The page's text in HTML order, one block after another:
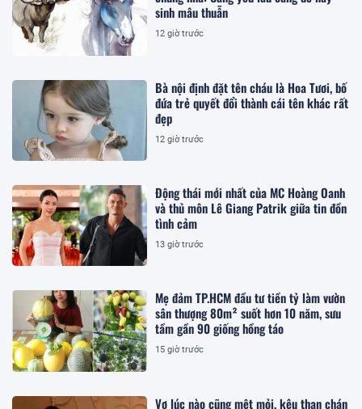
sinh mâu thuẫn
12 giờ trước
Bà nội định đặt tên cháu là Hoa Tươi, bố
đứa trẻ quyết đổi thành cái tên khác rất
đẹp
12 giờ trước
Động thái mới nhất của MC Hoàng Oanh
và thủ môn Lê Giang Patrik giữa tin đồn
tình cảm
13 giờ trước
Mẹ đảm TP.HCM đầu tư tiền tỷ làm vườn
sân thượng 80m² suốt hơn 10 năm, sưu
tầm gần 90 giống hồng táo
15 giờ trước
Vợ lúc nào cũng mệt mỏi, kêu than chán